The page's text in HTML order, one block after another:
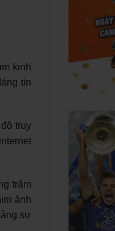
kinh
tin
truy
trăm
ảnh
sự